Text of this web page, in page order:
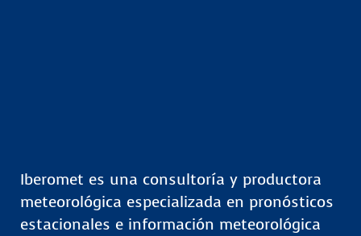
Iberomet es una consultoría y productora
meteorológica especializada en pronósticos
estacionales e información meteorológica